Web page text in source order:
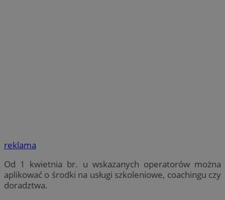
reklama
Od 1 kwietnia br. u wskazanych operatorów można
aplikować o środki na usługi szkoleniowe, coachingu czy
doradztwa.